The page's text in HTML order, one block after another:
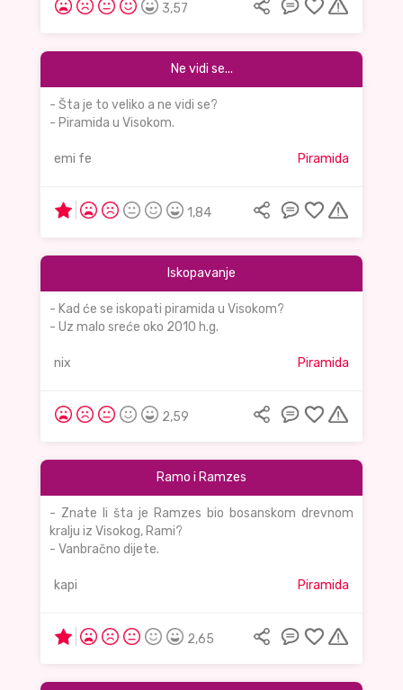
3,57
Ne vidi se...
- Šta je to veliko a ne vidi se?
- Piramida u Visokom.
emi fe Piramida
1,84
Iskopavanje
- Kad će se iskopati piramida u Visokom?
- Uz malo sreće oko 2010 h.g.
nix Piramida
2,59
Ramo i Ramzes
- Znate li šta je Ramzes bio bosanskom drevnom
kralju iz Visokog, Rami?
- Vanbračno dijete.
kapi Piramida
2,65